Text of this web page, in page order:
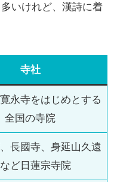
いけれど、漢詩に着
寺社
永寺をはじめとする
全国の寺院
長國寺、身延山久遠
ど日蓮宗寺院